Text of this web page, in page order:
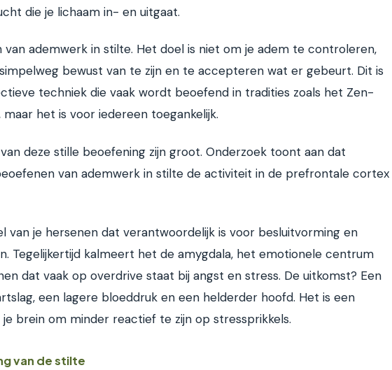
die je lichaam in- en uitgaat.
van ademwerk in stilte. Het doel is niet om je adem te controleren,
bewust van te zijn en te accepteren wat er gebeurt. Dit is
techniek die vaak wordt beoefend in tradities zoals het Zen-
maar het is voor iedereen toegankelijk.
deze stille beoefening zijn groot. Onderzoek toont aan dat
van ademwerk in stilte de activiteit in de prefrontale cortex
van je hersenen dat verantwoordelijk is voor besluitvorming en
Tegelijkertijd kalmeert het de amygdala, het emotionele centrum
dat vaak op overdrive staat bij angst en stress. De uitkomst? Een
een lagere bloeddruk en een helderder hoofd. Het is een
brein om minder reactief te zijn op stressprikkels.
van de stilte